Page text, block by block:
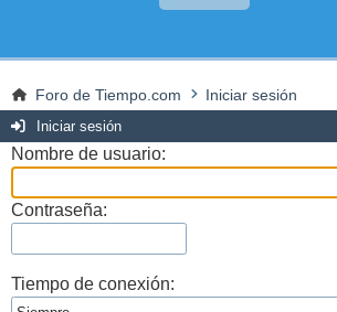
Foro de Tiempo.com Iniciar sesión
Iniciar sesión
Nombre de usuario:
Contraseña:
Tiempo de conexión: